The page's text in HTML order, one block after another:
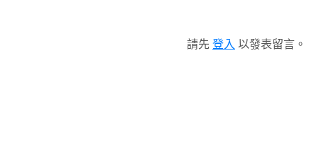
請先 登入 以發表留言。